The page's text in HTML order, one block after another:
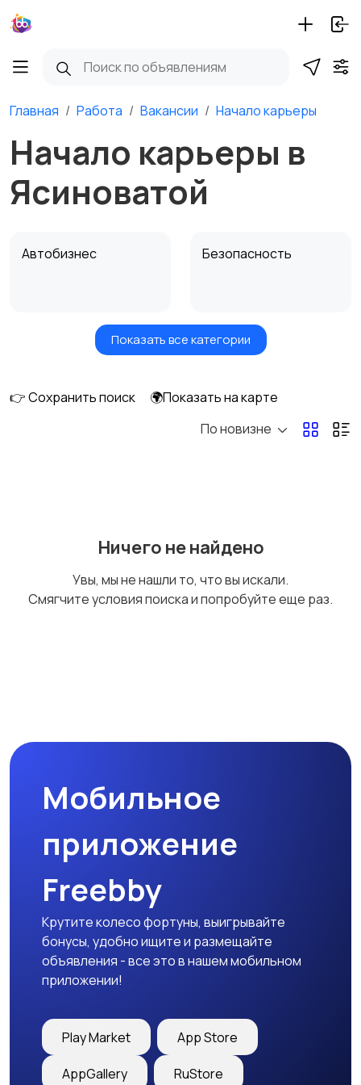
Главная Работа Вакансии Начало карьеры
Начало карьеры в
Ясиноватой
Автобизнес Безопасность
Бытовые услуги и
Высший менеджмент
Добыча сырья,
Медицина Начало карьеры
Образование и наука
закупки
Показать все категории
👉 Сохранить поиск
🌍Показать на карте
По новизне
Ничего не найдено
Увы, мы не нашли то, что вы искали.
Смягчите условия поиска и попробуйте еще раз.
Мобильное
приложение
Freebby
Крутите колесо фортуны, выигрывайте
бонусы, удобно ищите и размещайте
объявления - все это в нашем мобильном
приложении!
Play Market App Store
AppGallery RuStore